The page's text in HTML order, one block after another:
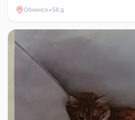
Обнинск• 58 д